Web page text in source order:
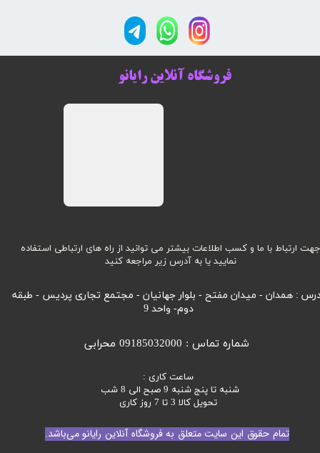
تمام حقوق این سایت متعلق به فروشگاه آنلاین رایانو می‌باشد.
جهت ارتباط با ما و کسب اطلاعات بیشتر می توانید از راه های ارتباطی استفاده
نمایید یا به آدرس زیر مراجعه کنید
: همدان - میدان مفتح - بلوار جهانیان - مجتمع تجاری پردیس - طبقه
دوم- واحد 9
ساعت کاری :
شنبه تا پنج شنبه 9 صبح الی 8 شب
تحویل کالا 3 تا 7 روز کاری
شماره تماس : 09185032000 محرابی
فروشگاه آنلاین رایانو